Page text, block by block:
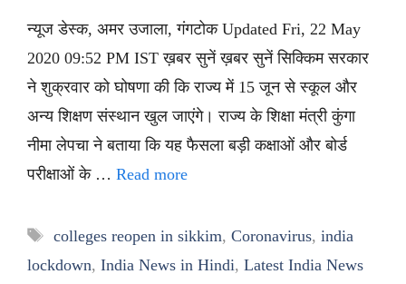
न्यूज डेस्क, अमर उजाला, गंगटोक Updated Fri, 22 May
2020 09:52 PM IST ख़बर सुनें ख़बर सुनें सिक्किम सरकार
ने शुक्रवार को घोषणा की कि राज्य में 15 जून से स्कूल और
अन्य शिक्षण संस्थान खुल जाएंगे। राज्य के शिक्षा मंत्री कुंगा
नीमा लेपचा ने बताया कि यह फैसला बड़ी कक्षाओं और बोर्ड
परीक्षाओं के … Read more
Tags
colleges reopen in sikkim, Coronavirus, india
lockdown, India News in Hindi, Latest India News